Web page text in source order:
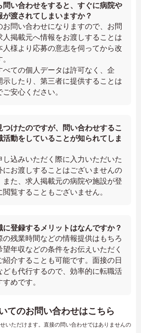
問い合わせをすると、すぐに病院や
渡されてしまいますか？
お問い合わせになりますので、お問
人掲載元へ情報をお渡しすることは
人様より応募の意志を伺ってから改
べての個人データは許可なく、企
したり、第三者に提供することは
安心ください。
つけたのですが、問い合わせするこ
活動をしていることが知られてしま
込みいただく際に入力いただいた
にお渡しすることはございませんの
また、求人掲載元の病院や施設が登
覧することもございません。
に登録するメリットはなんですか？
残業時間などの情報提供はもちろ
年収などの条件をお伝えいただく
紹介することも可能です。面接の日
ども代行するので、効率的に転職活
めです。
てのお問い合わせはこちら
いただけます。直接の問い合わせではありませんの